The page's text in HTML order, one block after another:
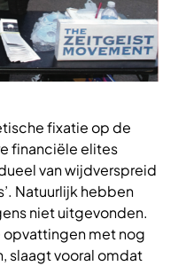
fixatie op de
financiële elites
van wijdverspreid
Natuurlijk hebben
niet uitgevonden.
met nog
slaagt vooral omdat